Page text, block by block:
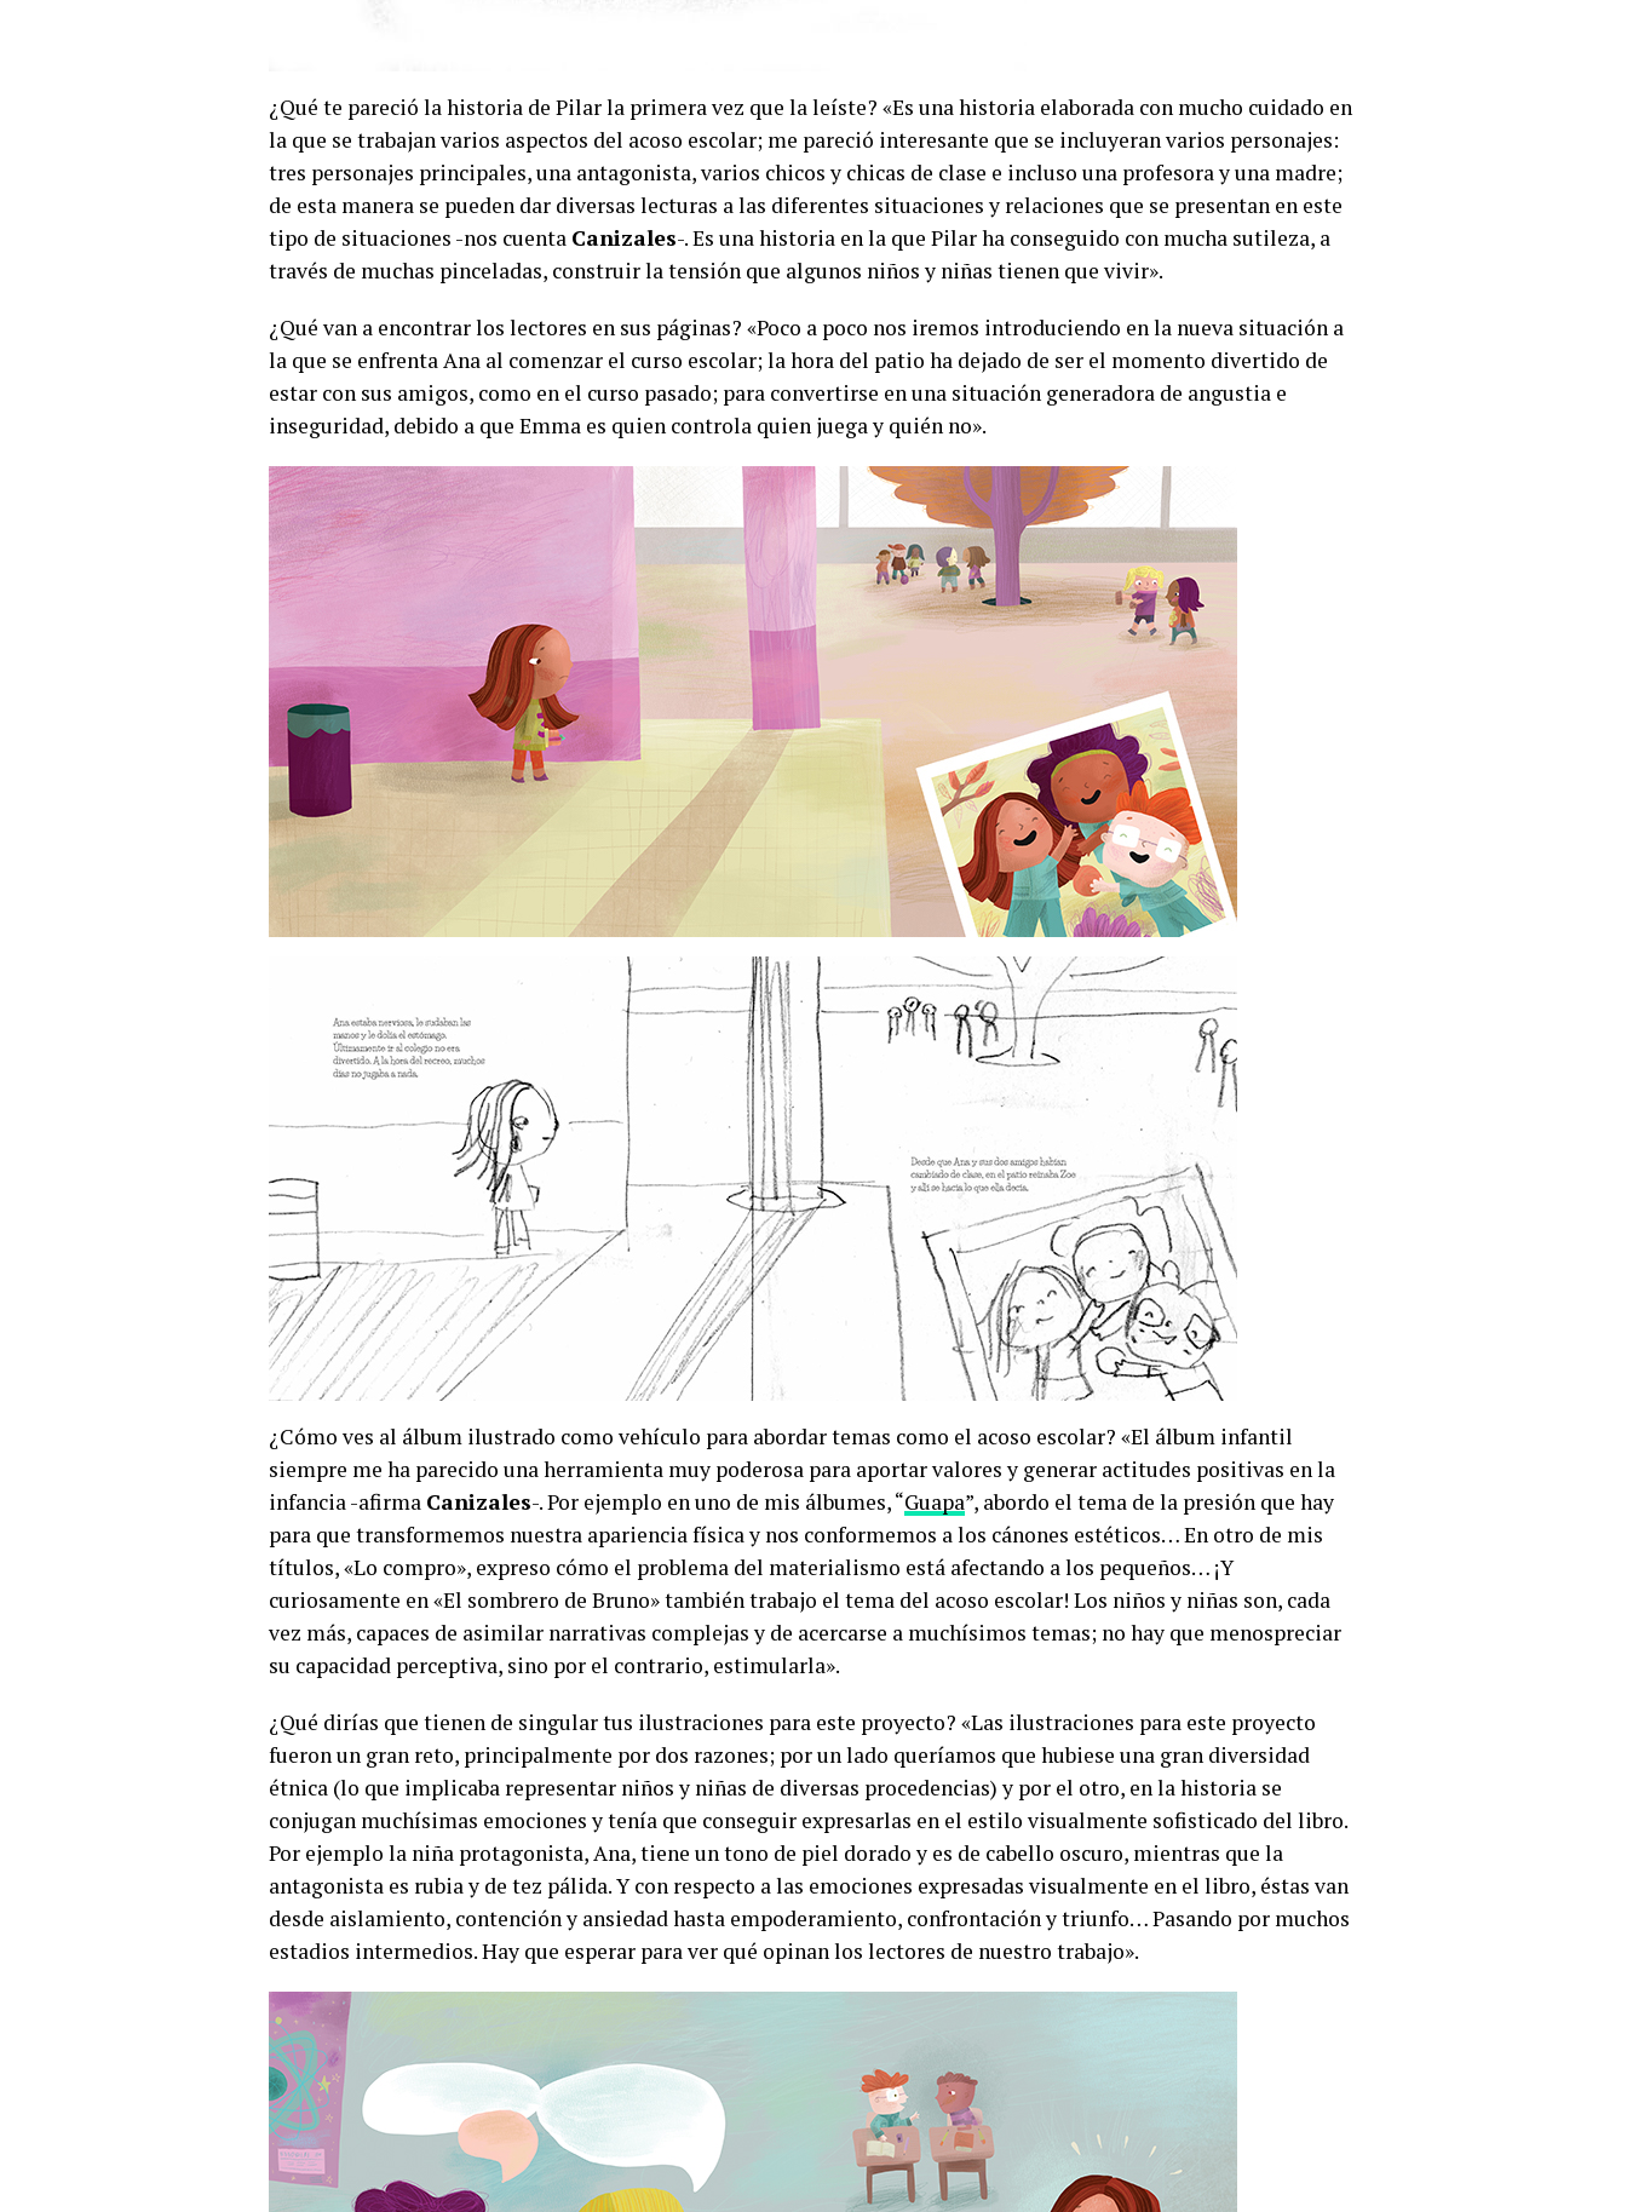
¿Qué te pareció la historia de Pilar la primera vez que la leíste? «Es una historia elaborada con mucho cuidado en
la que se trabajan varios aspectos del acoso escolar; me pareció interesante que se incluyeran varios personajes:
tres personajes principales, una antagonista, varios chicos y chicas de clase e incluso una profesora y una madre;
de esta manera se pueden dar diversas lecturas a las diferentes situaciones y relaciones que se presentan en este
tipo de situaciones -nos cuenta Canizales-. Es una historia en la que Pilar ha conseguido con mucha sutileza, a
través de muchas pinceladas, construir la tensión que algunos niños y niñas tienen que vivir».
¿Qué van a encontrar los lectores en sus páginas? «Poco a poco nos iremos introduciendo en la nueva situación a
la que se enfrenta Ana al comenzar el curso escolar; la hora del patio ha dejado de ser el momento divertido de
estar con sus amigos, como en el curso pasado; para convertirse en una situación generadora de angustia e
inseguridad, debido a que Emma es quien controla quien juega y quién no».
¿Cómo ves al álbum ilustrado como vehículo para abordar temas como el acoso escolar? «El álbum infantil
siempre me ha parecido una herramienta muy poderosa para aportar valores y generar actitudes positivas en la
infancia -afirma Canizales-. Por ejemplo en uno de mis álbumes, “Guapa”, abordo el tema de la presión que hay
para que transformemos nuestra apariencia física y nos conformemos a los cánones estéticos… En otro de mis
títulos, «Lo compro», expreso cómo el problema del materialismo está afectando a los pequeños… ¡Y
curiosamente en «El sombrero de Bruno» también trabajo el tema del acoso escolar! Los niños y niñas son, cada
vez más, capaces de asimilar narrativas complejas y de acercarse a muchísimos temas; no hay que menospreciar
su capacidad perceptiva, sino por el contrario, estimularla».
¿Qué dirías que tienen de singular tus ilustraciones para este proyecto? «Las ilustraciones para este proyecto
fueron un gran reto, principalmente por dos razones; por un lado queríamos que hubiese una gran diversidad
étnica (lo que implicaba representar niños y niñas de diversas procedencias) y por el otro, en la historia se
conjugan muchísimas emociones y tenía que conseguir expresarlas en el estilo visualmente sofisticado del libro.
Por ejemplo la niña protagonista, Ana, tiene un tono de piel dorado y es de cabello oscuro, mientras que la
antagonista es rubia y de tez pálida. Y con respecto a las emociones expresadas visualmente en el libro, éstas van
desde aislamiento, contención y ansiedad hasta empoderamiento, confrontación y triunfo… Pasando por muchos
estadios intermedios. Hay que esperar para ver qué opinan los lectores de nuestro trabajo».